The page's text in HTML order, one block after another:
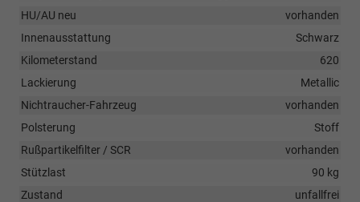
HU/AU neu
vorhanden
Innenausstattung
Schwarz
Kilometerstand
620
Lackierung
Metallic
Nichtraucher-Fahrzeug
vorhanden
Polsterung
Stoff
Rußpartikelfilter / SCR
vorhanden
Stützlast
90 kg
Zustand
unfallfrei